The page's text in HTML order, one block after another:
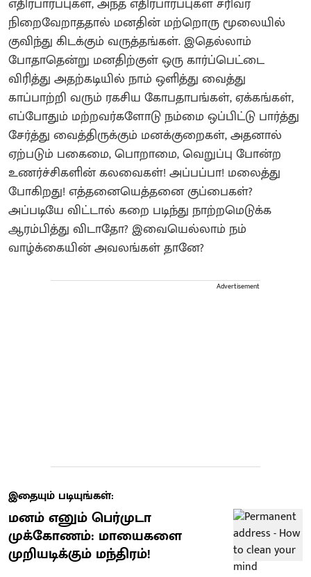
நிறைவேறாததால் மனதின் மற்றொரு மூலையில்
குவிந்து கிடக்கும் வருத்தங்கள். இதெல்லாம்
போதாதென்று மனதிற்குள் ஒரு கார்ப்பெட்டை
விரித்து அதற்கடியில் நாம் ஒளித்து வைத்து
காப்பாற்றி வரும் ரகசிய கோபதாபங்கள், ஏக்கங்கள்,
எப்போதும் மற்றவர்களோடு நம்மை ஒப்பிட்டு பார்த்து
சேர்த்து வைத்திருக்கும் மனக்குறைகள், அதனால்
ஏற்படும் பகைமை, பொறாமை, வெறுப்பு போன்ற
உணர்ச்சிகளின் கலவைகள்! அப்பப்பா! மலைத்து
போகிறது! எத்தனையெத்தனை குப்பைகள்?
அப்படியே விட்டால் கறை படிந்து நாற்றமெடுக்க
ஆரம்பித்து விடாதோ? இவையெல்லாம் நம்
வாழ்க்கையின் அவலங்கள் தானே?
Advertisement
இதையும் படியுங்கள்:
மனம் எனும் பெர்முடா
முக்கோணம்: மாயைகளை
முறியடிக்கும் மந்திரம்!